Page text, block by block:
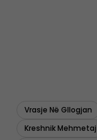
Vrasje Në Gllogjan
Kreshnik Mehmetaj